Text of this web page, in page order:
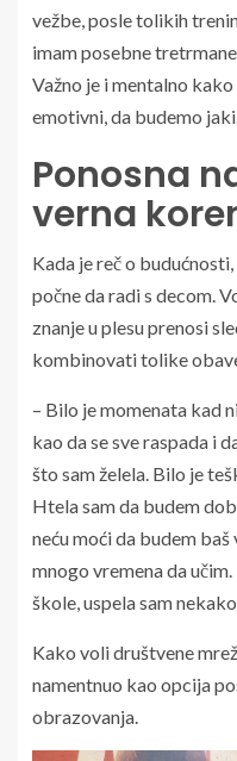
vežbe, posle tolikih
imam posebne
Važno je i mentalno
emotivni, da budemo
Ponosna
verna
Kada je reč o
počne da radi s decom.
znanje u plesu prenosi
kombinovati tolike
– Bilo je momenata kad
kao da se sve raspada i
što sam želela. Bilo je
Htela sam da budem
neću moći da budem
mnogo vremena da
škole, uspela sam
Kako voli društvene
namentnuo kao opcija
obrazovanja.